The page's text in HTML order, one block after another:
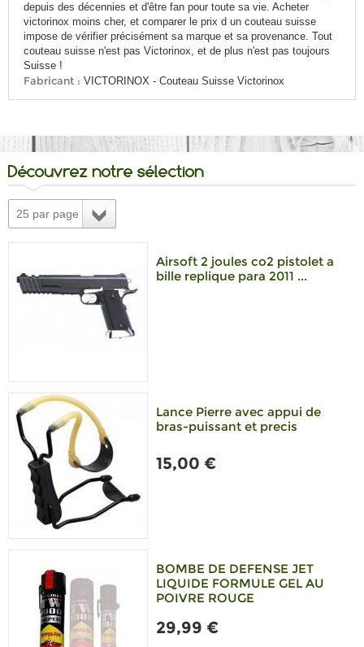
depuis des décennies et d'être fan pour toute sa vie. Acheter
victorinox moins cher, et comparer le prix d un couteau suisse
impose de vérifier précisément sa marque et sa provenance. Tout
couteau suisse n'est pas Victorinox, et de plus n'est pas toujours
Suisse !
Fabricant : VICTORINOX - Couteau Suisse Victorinox
Découvrez notre sélection
25 par page
Airsoft 2 joules co2 pistolet a
bille replique para 2011 ...
Lance Pierre avec appui de
bras-puissant et precis
15,00 €
BOMBE DE DEFENSE JET
LIQUIDE FORMULE GEL AU
POIVRE ROUGE
29,99 €